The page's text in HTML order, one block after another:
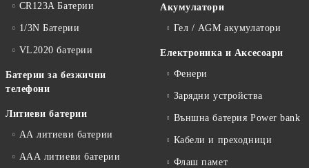
CR123A Батерии
1/3N Батерии
VL2020 батерии
Батерии за безжични
телефони
Литиеви батерии
АА литиеви батерии
ААА литиеви батерии
Акумулатори
Гел / AGM акумулатори
Електроника и Аксесоари
Фенери
Зарядни устройства
Външна батерия Power bank
Кабели и преходници
Флаш памет